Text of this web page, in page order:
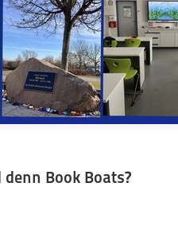
Book Boats?